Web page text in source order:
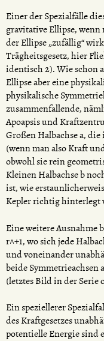
Einer der Spezialfälle
gravitative Ellipse,
der Ellipse „zufällig“
Trägheitsgesetz, hier
identisch 2). Wie schon
Ellipse aber eine
physikalische
zusammenfallende,
Apoapsis und
Großen Halbachse a,
(wenn man also Kraft
obwohl sie rein
Kleinen Halbachse b
ist, wie
Kepler richtig hinterlegt
Eine weitere Ausnahme
r^+1, wo sich jede
und voneinander
beide
(letztes Bild in der Serie
Ein speziellerer
des Kraftgesetzes
potentielle Energie sind